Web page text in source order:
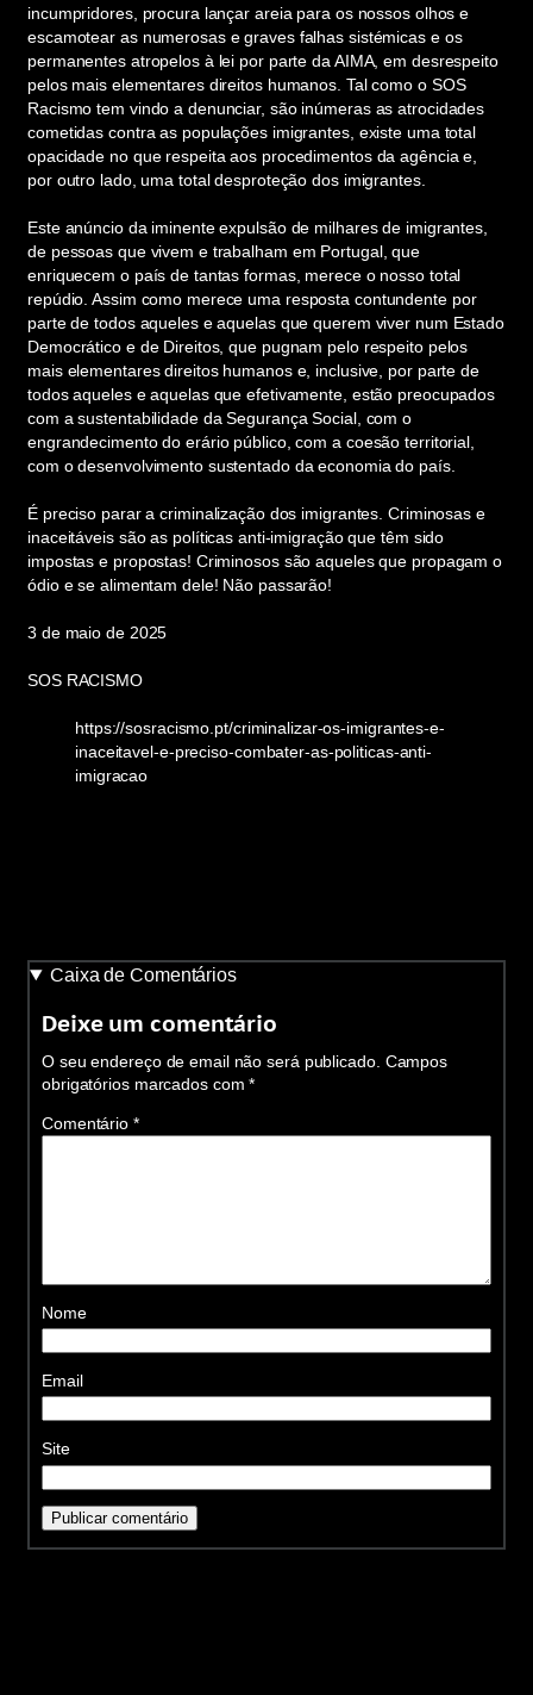
incumpridores, procura lançar areia para os nossos olhos e
escamotear as numerosas e graves falhas sistémicas e os
permanentes atropelos à lei por parte da AIMA, em desrespeito
pelos mais elementares direitos humanos. Tal como o SOS
Racismo tem vindo a denunciar, são inúmeras as atrocidades
cometidas contra as populações imigrantes, existe uma total
opacidade no que respeita aos procedimentos da agência e,
por outro lado, uma total desproteção dos imigrantes.
Este anúncio da iminente expulsão de milhares de imigrantes,
de pessoas que vivem e trabalham em Portugal, que
enriquecem o país de tantas formas, merece o nosso total
repúdio. Assim como merece uma resposta contundente por
parte de todos aqueles e aquelas que querem viver num Estado
Democrático e de Direitos, que pugnam pelo respeito pelos
mais elementares direitos humanos e, inclusive, por parte de
todos aqueles e aquelas que efetivamente, estão preocupados
com a sustentabilidade da Segurança Social, com o
engrandecimento do erário público, com a coesão territorial,
com o desenvolvimento sustentado da economia do país.
É preciso parar a criminalização dos imigrantes. Criminosas e
inaceitáveis são as políticas anti-imigração que têm sido
impostas e propostas! Criminosos são aqueles que propagam o
ódio e se alimentam dele! Não passarão!
3 de maio de 2025
SOS RACISMO
https://sosracismo.pt/criminalizar-os-imigrantes-e-
inaceitavel-e-preciso-combater-as-politicas-anti-
imigracao
Caixa de Comentários
Deixe um comentário
O seu endereço de email não será publicado. Campos
obrigatórios marcados com*
Comentário *
Nome
Email
Site